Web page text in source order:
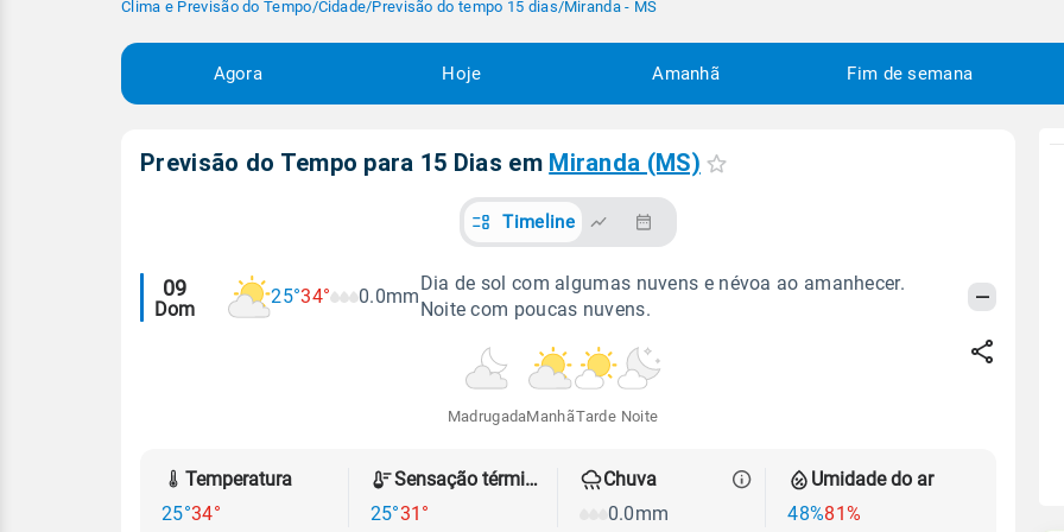
Clima e Previsão do Tempo/Cidade/Previsão do tempo 15 dias/Miranda - MS
Agora Hoje Amanhã Fim de semana
Previsão do Tempo para 15 Dias em Miranda (MS)
Timeline
Alertas
meteorológicos
09
Dom
25°34° 0.0mm
Dia de sol com algumas nuvens e névoa ao amanhecer.
Noite com poucas nuvens.
MadrugadaManhãTarde Noite
Temperatura
25°34°
Sensação térmica
25°31°
Chuva
0.0mm
Umidade do ar
48%81%